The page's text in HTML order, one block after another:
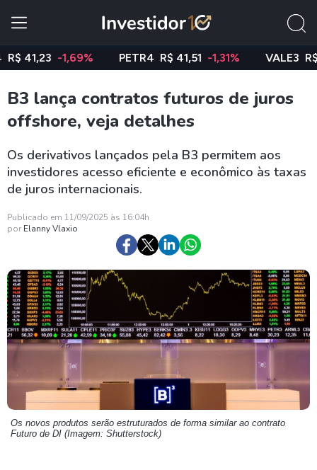
-1,69% PETR4 R$ 41,51 -1,31% VALE3 R$
B3 lança contratos futuros de juros
offshore, veja detalhes
Os derivativos lançados pela B3 permitem aos
investidores acesso eficiente e econômico às taxas
de juros internacionais.
Publicado em 11/09/2025 às 16:04h
por Elanny Vlaxio
Os novos produtos serão estruturados de forma similar ao contrato
Futuro de DI (Imagem: Shutterstock)